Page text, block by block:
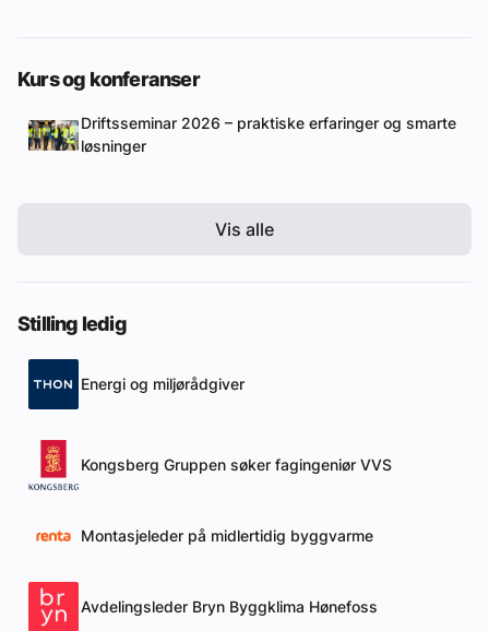
Kurs og konferanser
Driftsseminar 2026 – praktiske erfaringer og smarte
løsninger
Vis alle
Stilling ledig
Energi og miljørådgiver
Kongsberg Gruppen søker fagingeniør VVS
Montasjeleder på midlertidig byggvarme
Avdelingsleder Bryn Byggklima Hønefoss